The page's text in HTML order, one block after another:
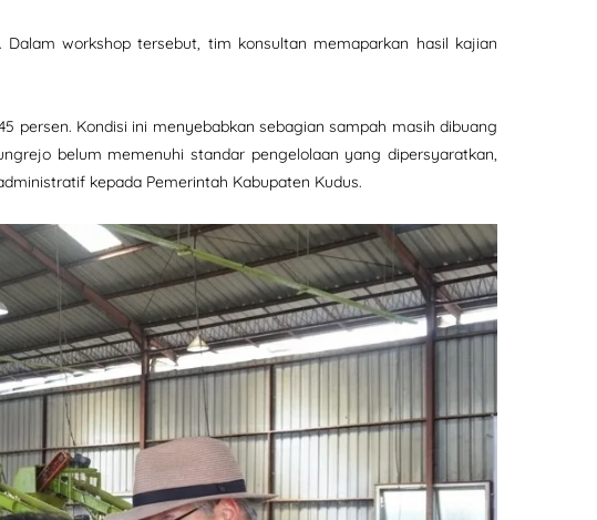
workshop tersebut, tim konsultan memaparkan hasil kajian
persen. Kondisi ini menyebabkan sebagian sampah masih dibuang
belum memenuhi standar pengelolaan yang dipersyaratkan,
kepada Pemerintah Kabupaten Kudus.